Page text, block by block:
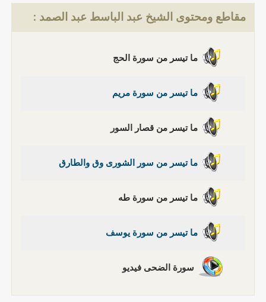
مقاطع ومحتوى الشيخ عبد الباسط عبد الصمد :
ما تيسر من سورة الحج
ما تيسر من سورة مريم
ما تيسر من قصار السور
ما تيسر من سور الشورى وق والطارق
ما تيسر من سورة طه
ما تيسر من سورة يوسف
سورة الضحى فيديو